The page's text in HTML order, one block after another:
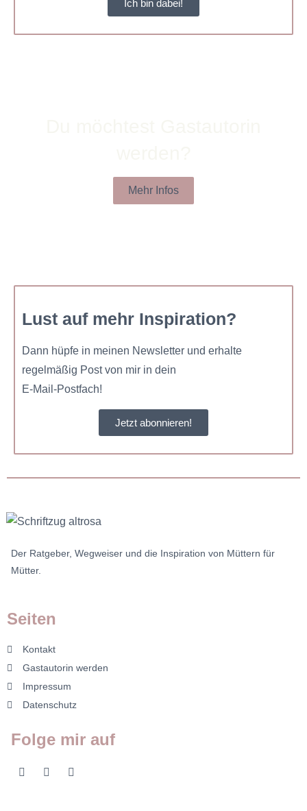
Ich bin dabei!
Mehr Infos
Lust auf mehr Inspiration?
Dann hüpfe in meinen Newsletter und erhalte
regelmäßig Post von mir in dein
E-Mail-Postfach!
Jetzt abonnieren!
Der Ratgeber, Wegweiser und die Inspiration von Müttern für
Mütter.
Seiten
Kontakt
Gastautorin werden
Impressum
Datenschutz
Folge mir auf